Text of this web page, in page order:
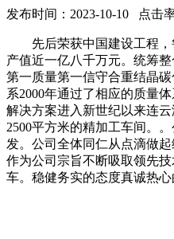
发布时间：2023-10-10 点击
先后荣获中国建设工程，鲁
产值近一亿八千万元。统筹
第一质量第一信守合重结晶
系2000年通过了相应的质量
解决方案进入新世纪以来连
2500平方米的精加工车间。
发。公司全体同仁从点滴做
作为公司宗旨不断吸取领先
车。稳健务实的态度真诚热